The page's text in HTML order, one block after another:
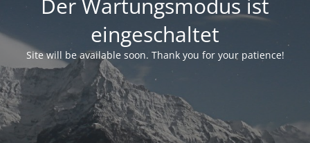
eingeschaltet
Site will be available soon. Thank you for your patience!